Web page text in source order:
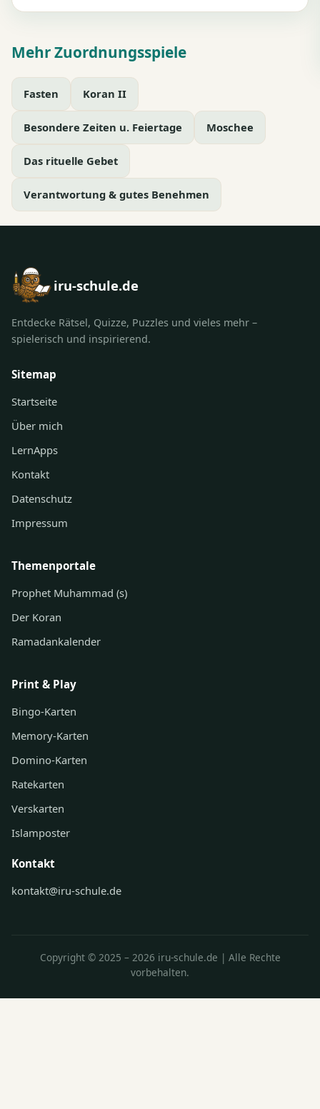
Mehr Zuordnungsspiele
Fasten Koran II
Besondere Zeiten u. Feiertage Moschee
Das rituelle Gebet
Verantwortung & gutes Benehmen
iru-schule.de
Entdecke Rätsel, Quizze, Puzzles und vieles mehr –
spielerisch und inspirierend.
Sitemap
Startseite
Über mich
LernApps
Kontakt
Datenschutz
Impressum
Themenportale
Prophet Muhammad (s)
Der Koran
Ramadankalender
Print & Play
Bingo-Karten
Memory-Karten
Domino-Karten
Ratekarten
Verskarten
Islamposter
Kontakt
kontakt@iru-schule.de
Copyright © 2025 – 2026 iru-schule.de | Alle Rechte
vorbehalten.